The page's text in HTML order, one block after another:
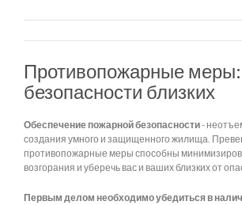
Противопожарные меры:
безопасности близких
Обеспечение пожарной безопасности-
создания умного и защищенного жилища.
противопожарные меры способны
возгорания и уберечь вас и ваших близких от
Первым делом необходимо убедиться в